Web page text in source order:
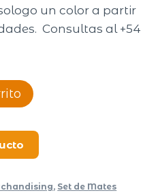
un color a partir
Consultas al +54
, Set de Mates